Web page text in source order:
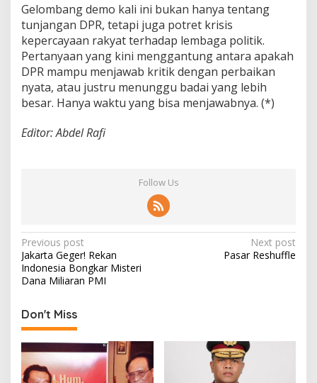
Gelombang demo kali ini bukan hanya tentang
tunjangan DPR, tetapi juga potret krisis
kepercayaan rakyat terhadap lembaga politik.
Pertanyaan yang kini menggantung antara apakah
DPR mampu menjawab kritik dengan perbaikan
nyata, atau justru menunggu badai yang lebih
besar. Hanya waktu yang bisa menjawabnya. (*)
Editor: Abdel Rafi
Follow Us
P
o
s
t
n
a
v
Previous post
Jakarta Geger! Rekan
Indonesia Bongkar Misteri
Dana Miliaran PMI
Next post
Pasar Reshuffle
Don't Miss